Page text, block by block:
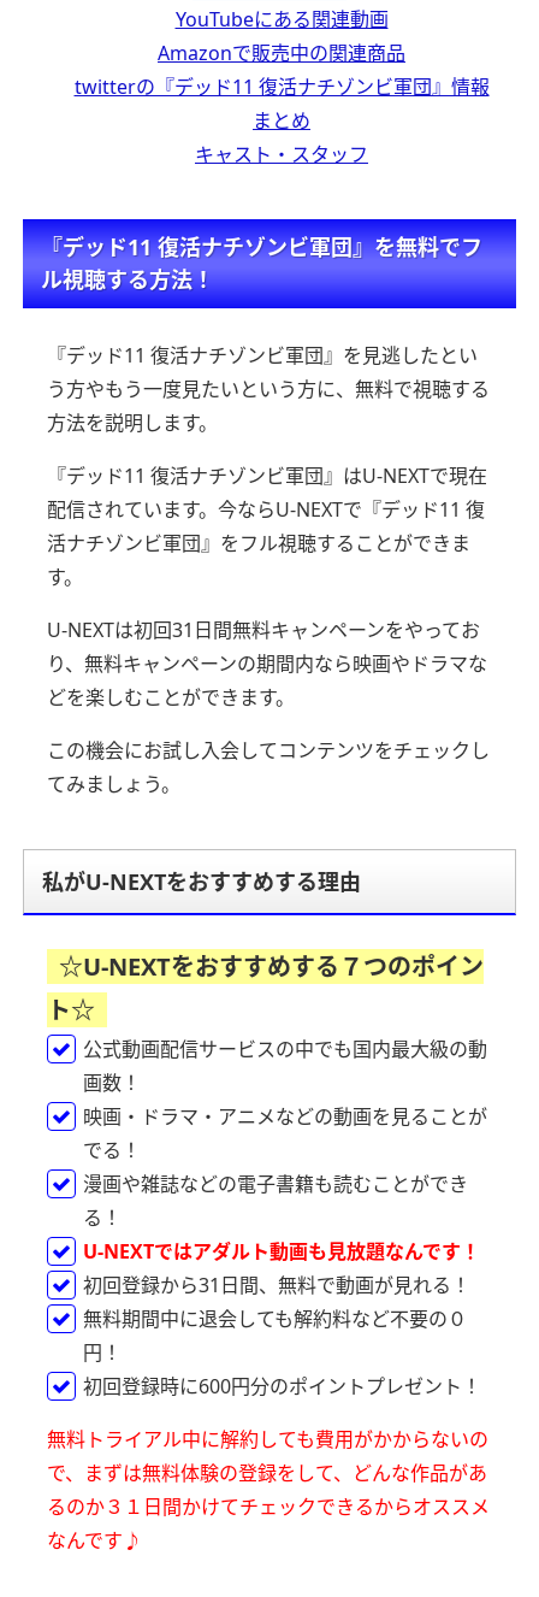
YouTubeにある関連動画
Amazonで販売中の関連商品
twitterの『デッド11 復活ナチゾンビ軍団』情報
まとめ
キャスト・スタッフ
『デッド11 復活ナチゾンビ軍団』を無料でフ
ル視聴する方法！
『デッド11 復活ナチゾンビ軍団』を見逃したとい
う方やもう一度見たいという方に、 無料で視聴する
方法を説明します。
『デッド11 復活ナチゾンビ軍団』はU-NEXTで現在
配信されています。 今ならU-NEXTで『デッド11 復
活ナチゾンビ軍団』をフル視聴することができま
す。
U-NEXTは初回31日間無料キャンペーンをやってお
り、 無料キャンペーンの期間内なら映画やドラマな
どを楽しむことができます。
この機会にお試し入会してコンテンツをチェックし
てみましょう。
私がU-NEXTをおすすめする理由
☆U-NEXTをおすすめする７つのポイン
ト☆
公式動画配信サービスの中でも国内最大級の動
画数！
映画・ドラマ・アニメなどの動画を見ることが
でる！
漫画や雑誌などの電子書籍も読むことができ
る！
U-NEXTではアダルト動画も見放題なんです！
初回登録から31日間、無料で動画が見れる！
無料期間中に退会しても解約料など不要の０
円！
初回登録時に600円分のポイントプレゼント！
無料トライアル中に解約しても費用がかからないの
で、
まずは無料体験の登録をして、どんな作品があ
るのか３１日間かけてチェックできるからオススメ
なんです♪